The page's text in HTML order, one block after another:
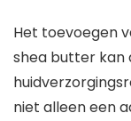
Het toevoegen
shea butter kan
niet alleen een